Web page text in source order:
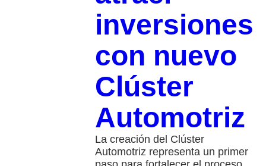
inversiones
con nuevo
Clúster
Automotriz
La creación del Clúster
Automotriz representa un primer